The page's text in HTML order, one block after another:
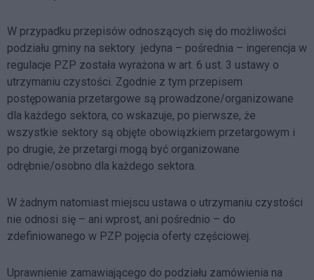
W przypadku przepisów odnoszących się do możliwości
podziału gminy na sektory jedyna – pośrednia – ingerencja w
regulacje PZP została wyrażona w art. 6 ust. 3 ustawy o
utrzymaniu czystości. Zgodnie z tym przepisem
postępowania przetargowe są prowadzone/organizowane
dla każdego sektora, co wskazuje, po pierwsze, że
wszystkie sektory są objęte obowiązkiem przetargowym i
po drugie, że przetargi mogą być organizowane
odrębnie/osobno dla każdego sektora.
W żadnym natomiast miejscu ustawa o utrzymaniu czystości
nie odnosi się – ani wprost, ani pośrednio – do
zdefiniowanego w PZP pojęcia oferty częściowej.
Uprawnienie zamawiającego do podziału zamówienia na